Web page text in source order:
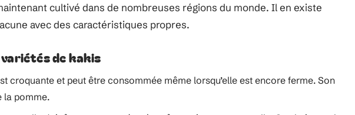
cultivé dans de nombreuses régions du monde. Il en existe
avec des caractéristiques propres.
de kakis
croquante et peut être consommée même lorsqu’elle est encore ferme. Son
la pomme.